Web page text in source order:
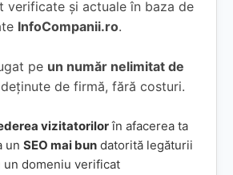
verificate și actuale în baza de
InfoCompanii.ro.
pe un număr nelimitat de
de firmă, fără costuri.
vizitatorilorîn afacerea ta
un SEO mai bun datorită legăturii
un domeniu verificat